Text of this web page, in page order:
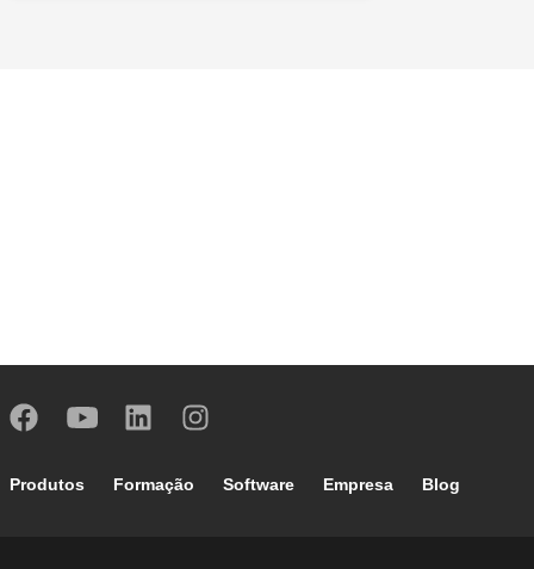
Footer main navigation
Produtos Formação Software Empresa Blog